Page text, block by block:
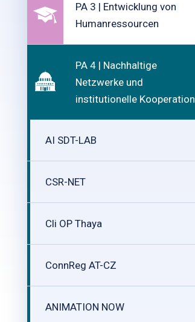
PA 3 | Entwicklung von
Humanressourcen
PA 4 | Nachhaltige
Netzwerke und
institutionelle Kooperation
AI SDT-LAB
CSR-NET
Cli OP Thaya
ConnReg AT-CZ
ANIMATION NOW